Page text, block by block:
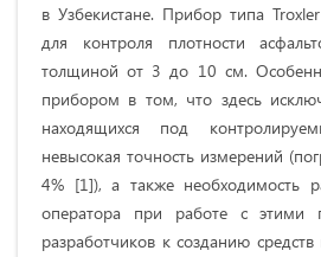
в Узбекистане. Прибор типа
для контроля плотности
толщиной от 3 до 10 см.
прибором в том, что здесь
находящихся под
невысокая точность измерений
4% [1]), а также необходимость
оператора при работе с этими
разработчиков к созданию